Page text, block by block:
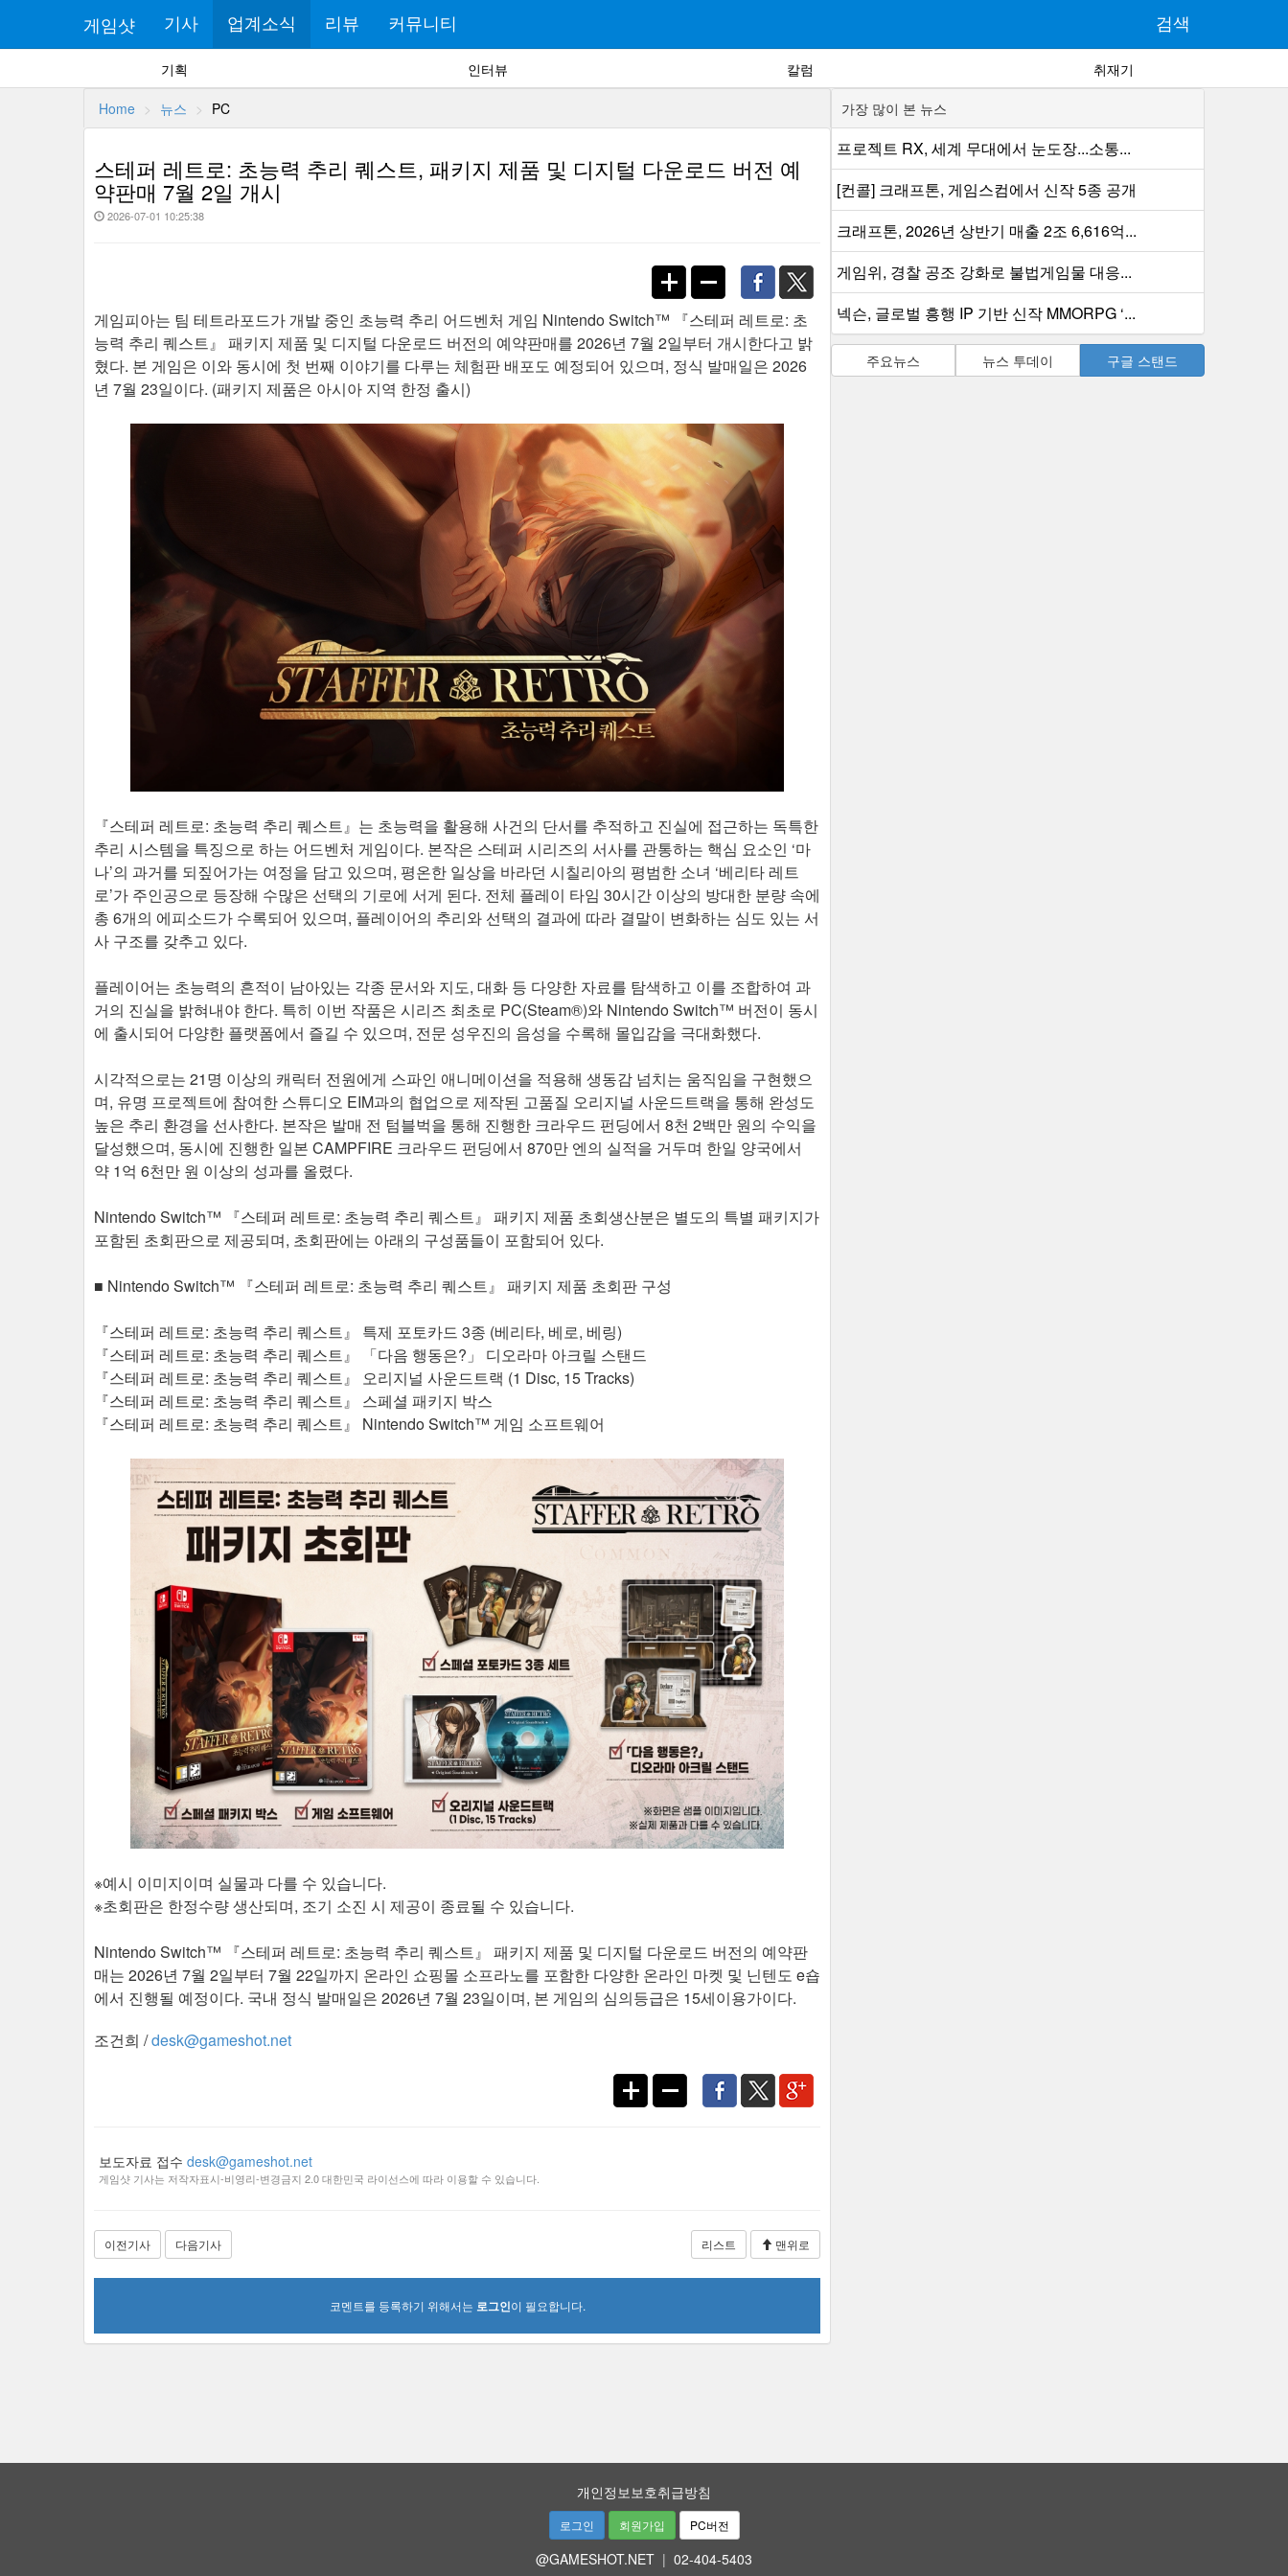
게임샷 기사 업계소식 리뷰 커뮤니티 검색
기획 인터뷰 칼럼 취재기
Home 뉴스 PC
스테퍼 레트로: 초능력 추리 퀘스트, 패키지 제품 및 디지털 다운로드 버전 예
약판매 7월 2일 개시
2026-07-01 10:25:38
게임피아는 팀 테트라포드가 개발 중인 초능력 추리 어드벤처 게임 Nintendo Switch™ 『스테퍼 레트로: 초
능력 추리 퀘스트』 패키지 제품 및 디지털 다운로드 버전의 예약판매를 2026년 7월 2일부터 개시한다고 밝
혔다. 본 게임은 이와 동시에 첫 번째 이야기를 다루는 체험판 배포도 예정되어 있으며, 정식 발매일은 2026
년 7월 23일이다. (패키지 제품은 아시아 지역 한정 출시)
『스테퍼 레트로: 초능력 추리 퀘스트』는 초능력을 활용해 사건의 단서를 추적하고 진실에 접근하는 독특한
추리 시스템을 특징으로 하는 어드벤처 게임이다. 본작은 스테퍼 시리즈의 서사를 관통하는 핵심 요소인 ‘마
나’의 과거를 되짚어가는 여정을 담고 있으며, 평온한 일상을 바라던 시칠리아의 평범한 소녀 ‘베리타 레트
로’가 주인공으로 등장해 수많은 선택의 기로에 서게 된다. 전체 플레이 타임 30시간 이상의 방대한 분량 속에
총 6개의 에피소드가 수록되어 있으며, 플레이어의 추리와 선택의 결과에 따라 결말이 변화하는 심도 있는 서
사 구조를 갖추고 있다.​
플레이어는 초능력의 흔적이 남아있는 각종 문서와 지도, 대화 등 다양한 자료를 탐색하고 이를 조합하여 과
거의 진실을 밝혀내야 한다. 특히 이번 작품은 시리즈 최초로 PC(Steam®)와 Nintendo Switch™ 버전이 동시
에 출시되어 다양한 플랫폼에서 즐길 수 있으며, 전문 성우진의 음성을 수록해 몰입감을 극대화했다.
시각적으로는 21명 이상의 캐릭터 전원에게 스파인 애니메이션을 적용해 생동감 넘치는 움직임을 구현했으
며, 유명 프로젝트에 참여한 스튜디오 EIM과의 협업으로 제작된 고품질 오리지널 사운드트랙을 통해 완성도
높은 추리 환경을 선사한다. 본작은 발매 전 텀블벅을 통해 진행한 크라우드 펀딩에서 8천 2백만 원의 수익을
달성했으며, 동시에 진행한 일본 CAMPFIRE 크라우드 펀딩에서 870만 엔의 실적을 거두며 한일 양국에서
약 1억 6천만 원 이상의 성과를 올렸다.
Nintendo Switch™ 『스테퍼 레트로: 초능력 추리 퀘스트』 패키지 제품 초회생산분은 별도의 특별 패키지가
포함된 초회판으로 제공되며, 초회판에는 아래의 구성품들이 포함되어 있다.
■ Nintendo Switch™ 『스테퍼 레트로: 초능력 추리 퀘스트』 패키지 제품 초회판 구성
『스테퍼 레트로: 초능력 추리 퀘스트』 특제 포토카드 3종 (베리타, 베로, 베링)
『스테퍼 레트로: 초능력 추리 퀘스트』 「다음 행동은?」 디오라마 아크릴 스탠드
『스테퍼 레트로: 초능력 추리 퀘스트』 오리지널 사운드트랙 (1 Disc, 15 Tracks)
『스테퍼 레트로: 초능력 추리 퀘스트』 스페셜 패키지 박스
『스테퍼 레트로: 초능력 추리 퀘스트』 Nintendo Switch™ 게임 소프트웨어
※예시 이미지이며 실물과 다를 수 있습니다.
※초회판은 한정수량 생산되며, 조기 소진 시 제공이 종료될 수 있습니다.
Nintendo Switch™ 『스테퍼 레트로: 초능력 추리 퀘스트』 패키지 제품 및 디지털 다운로드 버전의 예약판
매는 2026년 7월 2일부터 7월 22일까지 온라인 쇼핑몰 소프라노를 포함한 다양한 온라인 마켓 및 닌텐도 e숍
에서 진행될 예정이다. 국내 정식 발매일은 2026년 7월 23일이며, 본 게임의 심의등급은 15세이용가이다. ​
조건희 /desk@gameshot.net
보도자료 접수 desk@gameshot.net
게임샷 기사는 저작자표시-비영리-변경금지 2.0 대한민국 라이선스에 따라 이용할 수 있습니다.
이전기사 다음기사 리스트 맨위로
코멘트를 등록하기 위해서는 로그인이 필요합니다.
가장 많이 본 뉴스
프로젝트 RX, 세계 무대에서 눈도장...소통...
[컨콜] 크래프톤, 게임스컴에서 신작 5종 공개
크래프톤, 2026년 상반기 매출 2조 6,616억...
게임위, 경찰 공조 강화로 불법게임물 대응...
넥슨, 글로벌 흥행 IP 기반 신작 MMORPG ‘...
주요뉴스 뉴스 투데이 구글 스탠드
개인정보보호취급방침
로그인 회원가입 PC버전
@GAMESHOT.NET | 02-404-5403